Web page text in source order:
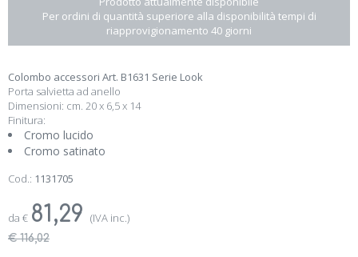
Per ordini di quantità superiore alla disponibilità tempi di
riapprovigionamento 40 giorni
Colombo accessori Art. B1631 Serie Look
Porta salvietta ad anello
Dimensioni: cm. 20 x 6,5 x 14
Finitura:
Cromo lucido
Cromo satinato
Cod.: 1131705
da € 81,29 (IVA inc.)
€ 116,02